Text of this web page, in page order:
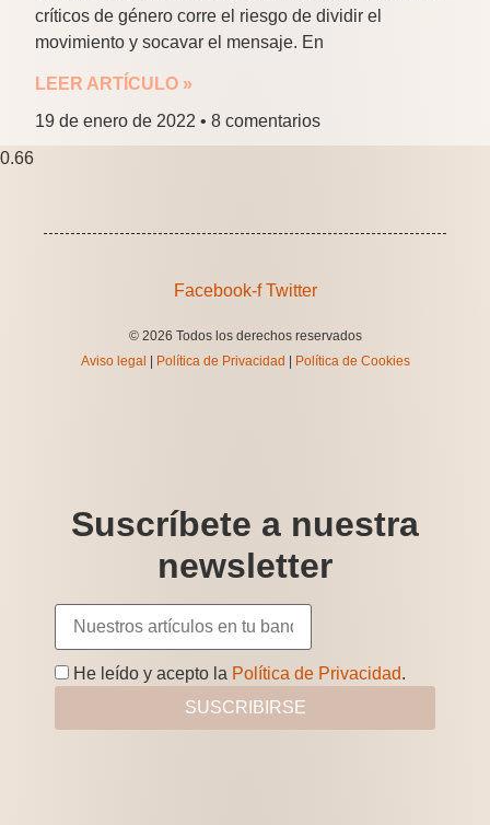
críticos de género corre el riesgo de dividir el
movimiento y socavar el mensaje. En
LEER ARTÍCULO »
19 de enero de 2022
8 comentarios
Facebook-f Twitter
© 2026 Todos los derechos reservados
Aviso legal
Política de Privacidad Política de Cookies
Suscríbete a nuestra
newsletter
He leído y acepto la Política de Privacidad.